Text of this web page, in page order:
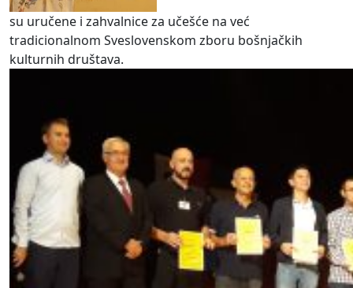
su uručene i zahvalnice za učešće na već
tradicionalnom Sveslovenskom zboru bošnjačkih
kulturnih društava.